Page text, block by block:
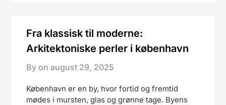
Fra klassisk til moderne:
Arkitektoniske perler i københavn
By on august 29, 2025
København er en by, hvor fortid og fremtid
mødes i mursten, glas og grønne tage. Byens